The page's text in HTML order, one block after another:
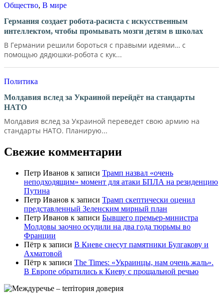
Общество, В мире
Германия создает робота-расиста с искусственным
интеллектом, чтобы промывать мозги детям в школах
В Германии решили бороться с правыми идеями… с
помощью дядюшки-робота с кук...
Политика
Молдавия вслед за Украиной перейдёт на стандарты
НАТО
Молдавия вслед за Украиной переведет свою армию на
стандарты НАТО. Планирую...
Свежие комментарии
Петр Иванов к записи Трамп назвал «очень
неподходящим» момент для атаки БПЛА на резиденцию
Путина
Петр Иванов к записи Трамп скептически оценил
представленный Зеленским мирный план
Петр Иванов к записи Бывшего премьер-министра
Молдовы заочно осудили на два года тюрьмы во
Франции
Пётр к записи В Киеве снесут памятники Булгакову и
Ахматовой
Пётр к записи Тhe Times: «Украинцы, нам очень жаль».
В Европе обратились к Киеву с прощальной речью